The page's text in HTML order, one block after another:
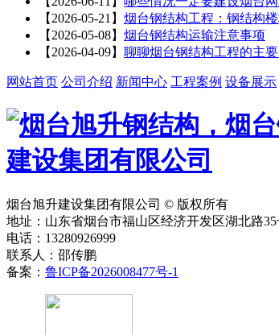
【2026-05-21】 烟台钢结构工程：钢结构
【2026-05-08】 烟台钢结构运输注意事项
【2026-04-09】 聊聊烟台钢结构工程的主
网站首页 公司介绍 新闻中心 工程案例 设备展示
烟台旭升建设集团有限公司 © 版权所有
地址：山东省烟台市福山区经济开发区湖北路35
电话：13280926999
联系人：邵传鹏
备案： 鲁ICP备2026008477号-1